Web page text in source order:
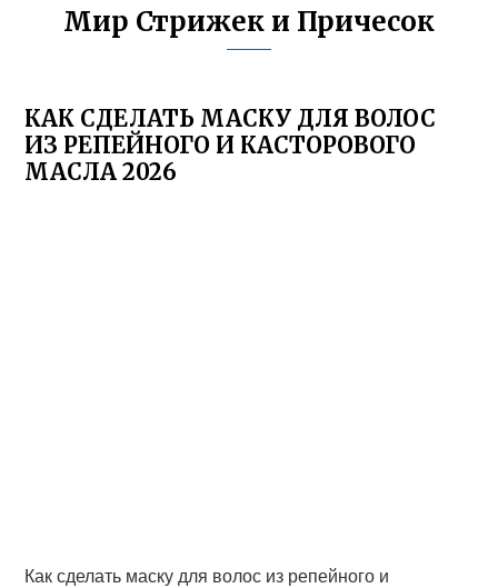
Мир Стрижек и Причесок
КАК СДЕЛАТЬ МАСКУ ДЛЯ ВОЛОС
ИЗ РЕПЕЙНОГО И КАСТОРОВОГО
МАСЛА 2026
Как сделать маску для волос из репейного и